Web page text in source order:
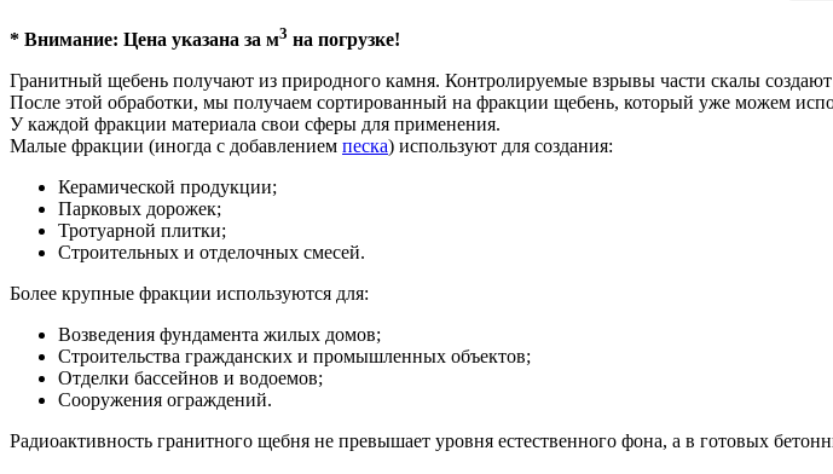
* Внимание: Цена указана за м3 на погрузке!
Гранитный щебень получают из природного камня. Контролируемые взрывы части скалы
После этой обработки, мы получаем сортированный на фракции щебень, который уже можем
У каждой фракции материала свои сферы для применения.
Малые фракции (иногда с добавлением песка) используют для создания:
Керамической продукции;
Парковых дорожек;
Тротуарной плитки;
Строительных и отделочных смесей.
Более крупные фракции используются для:
Возведения фундамента жилых домов;
Строительства гражданских и промышленных объектов;
Отделки бассейнов и водоемов;
Сооружения ограждений.
Радиоактивность гранитного щебня не превышает уровня естественного фона, а в готовых